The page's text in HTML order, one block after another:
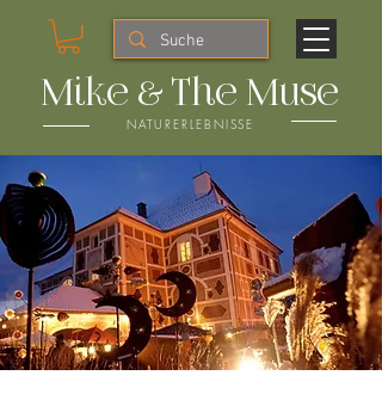
Mike & The Muse
NATURERLEBNISSE